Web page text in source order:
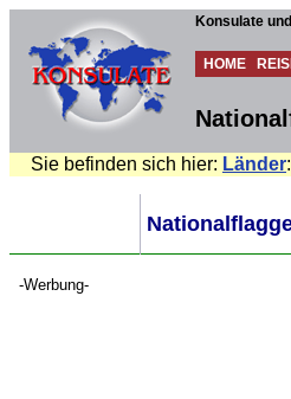
Konsulate
HOME
Sie befinden sich hier: Länder:
-Werbung-